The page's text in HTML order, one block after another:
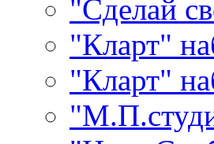
"Сделай
"Кларт"
"Кларт"